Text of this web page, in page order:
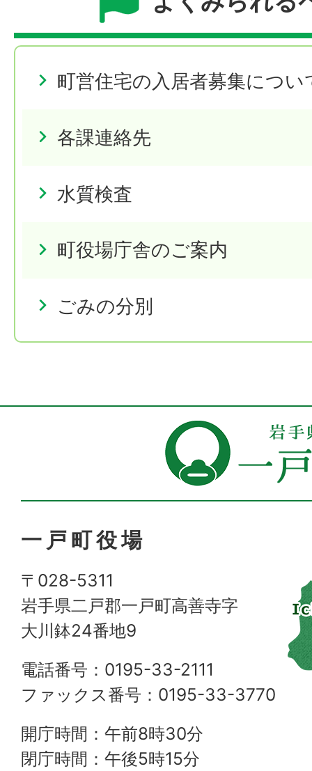
町営住宅の入居者募集につい
各課連絡先
水質検査
町役場庁舎のご案内
ごみの分別
一戸町役場
〒028-5311
岩手県二戸郡一戸町高善寺字
大川鉢24番地9
電話番号：0195-33-2111
ファックス番号：0195-33-3770
開庁時間：午前8時30分
閉庁時間：午後5時15分